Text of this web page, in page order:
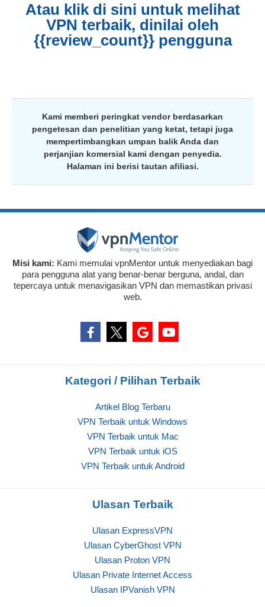
Atau klik di sini untuk melihat
VPN terbaik, dinilai oleh
{{review_count}} pengguna
Kami memberi peringkat vendor berdasarkan
pengetesan dan penelitian yang ketat, tetapi juga
mempertimbangkan umpan balik Anda dan
perjanjian komersial kami dengan penyedia.
Halaman ini berisi tautan afiliasi.
Misi kami: Kami memulai vpnMentor untuk menyediakan bagi
para pengguna alat yang benar-benar berguna, andal, dan
tepercaya untuk menavigasikan VPN dan memastikan privasi
web.
Kategori / Pilihan Terbaik
Artikel Blog Terbaru
VPN Terbaik untuk Windows
VPN Terbaik untuk Mac
VPN Terbaik untuk iOS
VPN Terbaik untuk Android
Ulasan Terbaik
Ulasan ExpressVPN
Ulasan CyberGhost VPN
Ulasan Proton VPN
Ulasan Private Internet Access
Ulasan IPVanish VPN